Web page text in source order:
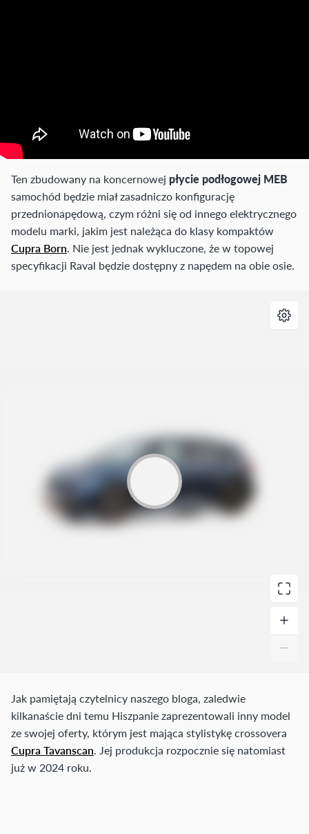
Ten zbudowany na koncernowej płycie podłogowej MEB
samochód będzie miał zasadniczo konfigurację
przednionapędową, czym różni się od innego elektrycznego
modelu marki, jakim jest należąca do klasy kompaktów
Cupra Born. Nie jest jednak wykluczone, że w topowej
specyfikacji Raval będzie dostępny z napędem na obie osie.
Jak pamiętają czytelnicy naszego bloga, zaledwie
kilkanaście dni temu Hiszpanie zaprezentowali inny model
ze swojej oferty, którym jest mająca stylistykę crossovera
Cupra Tavanscan. Jej produkcja rozpocznie się natomiast
już w 2024 roku.